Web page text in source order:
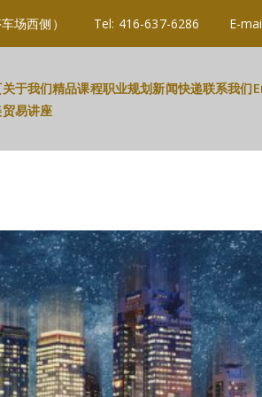
(停车场西侧） Tel: 416-637-6286
关于我们精品课程职业规划新闻快递联系我们
易讲座